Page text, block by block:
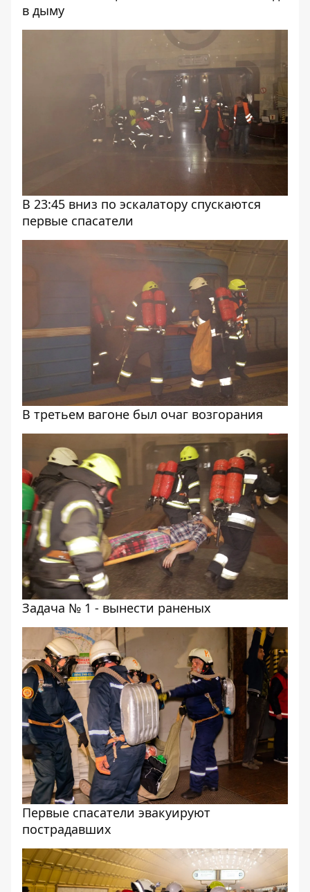
в дыму
В 23:45 вниз по эскалатору спускаются
первые спасатели
В третьем вагоне был очаг возгорания
Задача № 1 - вынести раненых
Первые спасатели эвакуируют
пострадавших